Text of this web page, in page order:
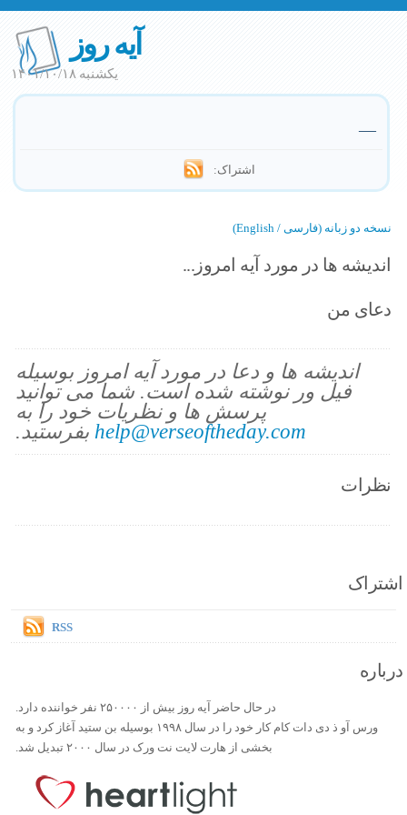
آیه روز
یکشنبه ۱۴۰۱/۱۰/۱۸
—
اشتراک:
نسخه دو زبانه (فارسی / English)
اندیشه ها در مورد آیه امروز...
دعای من
اندیشه ها و دعا در مورد آیه امروز بوسیله
فیل ور نوشته شده است. شما می توانید
پرسش ها و نظریات خود را به
help@verseoftheday.com بفرستید.
نظرات
اشتراک
RSS
درباره
در حال حاضر آیه روز بیش از ۲۵۰۰۰۰ نفر خواننده دارد.
ورس آو ذ دی دات کام کار خود را در سال ۱۹۹۸ بوسیله بن ستید آغاز کرد و به
بخشی از هارت لایت نت ورک در سال ۲۰۰۰ تبدیل شد.